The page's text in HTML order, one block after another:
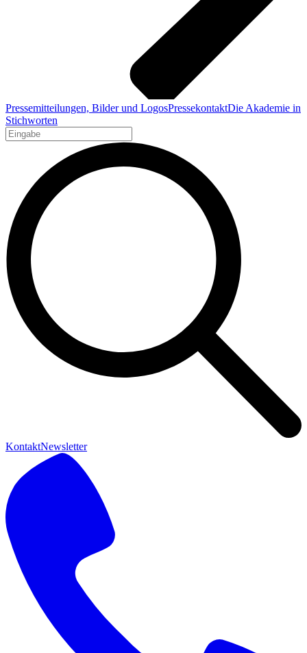
Pressemitteilungen, Bilder und LogosPressekontaktDie Akademie in
Stichworten
KontaktNewsletter